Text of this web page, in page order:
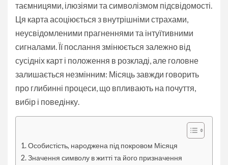
таємницями, ілюзіями та символізмом підсвідомості.
Ця карта асоціюється з внутрішніми страхами,
неусвідомленими прагненнями та інтуїтивними
сигналами. Її послання змінюється залежно від
сусідніх карт і положення в розкладі, але головне
залишається незмінним: Місяць завжди говорить
про глибинні процеси, що впливають на почуття,
вибір і поведінку.
Особистість, народжена під покровом Місяця
Значення символу в житті та його призначення